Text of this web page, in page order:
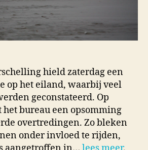
hield zaterdag een
op het eiland, waarbij veel
geconstateerd. Op
het bureau een opsomming
overtredingen. Zo bleken
onder invloed te rijden,